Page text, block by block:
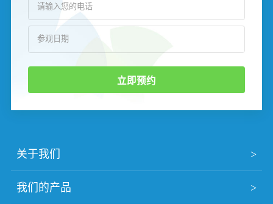
立即预约
关于我们
我们的产品